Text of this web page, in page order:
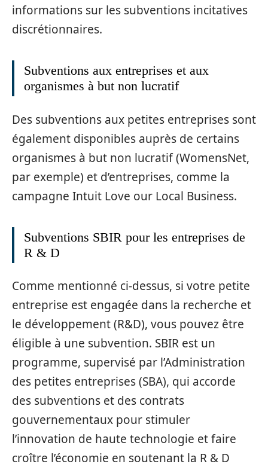
informations sur les subventions incitatives
discrétionnaires.
Subventions aux entreprises et aux
organismes à but non lucratif
Des subventions aux petites entreprises sont
également disponibles auprès de certains
organismes à but non lucratif (WomensNet,
par exemple) et d’entreprises, comme la
campagne Intuit Love our Local Business.
Subventions SBIR pour les entreprises de
R & D
Comme mentionné ci-dessus, si votre petite
entreprise est engagée dans la recherche et
le développement (R&D), vous pouvez être
éligible à une subvention. SBIR est un
programme, supervisé par l’Administration
des petites entreprises (SBA), qui accorde
des subventions et des contrats
gouvernementaux pour stimuler
l’innovation de haute technologie et faire
croître l’économie en soutenant la R & D